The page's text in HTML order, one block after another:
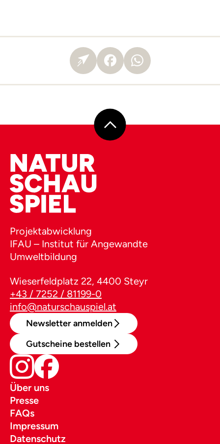
Projektabwicklung
IFAU – Institut für Angewandte
Umweltbildung
Wieserfeldplatz 22, 4400 Steyr
+43 / 7252 / 81199-0
info@naturschauspiel.at
Newsletter anmelden
Gutscheine bestellen
Über uns
Presse
FAQs
Impressum
Datenschutz